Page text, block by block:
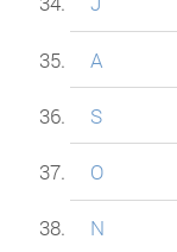
A
S
O
N